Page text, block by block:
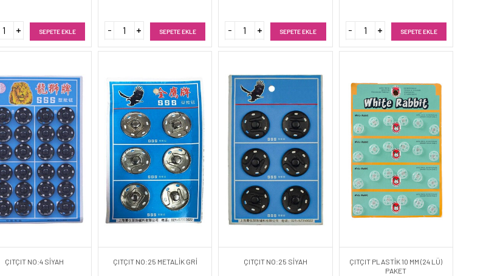
SEPETE EKLE SEPETE EKLE SEPETE EKLE SEPETE EKLE
ÇITÇIT NO:4 SİYAH ÇITÇIT NO:25 METALİK GRİ ÇITÇIT NO:25 SİYAH
ÇITÇIT PLASTİK 10 MM (24 LÜ)
PAKET